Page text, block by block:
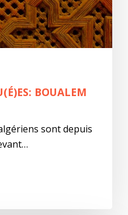
BOUALEM
sont depuis